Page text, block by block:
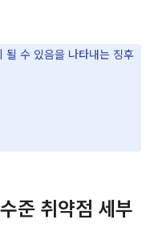
될 수 있음을 나타내는 징후
준 취약점 세부